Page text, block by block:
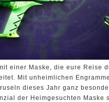
einer Maske, die eure Reise
Mit unheimlichen
dieses Jahr ganz
der Heimgesuchten Maske